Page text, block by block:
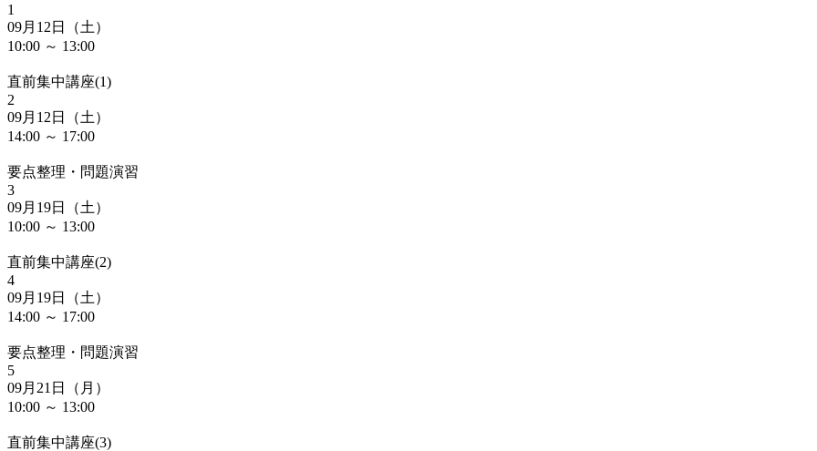
1
09月12日（土）
10:00 ～ 13:00
直前集中講座(1)
2
09月12日（土）
14:00 ～ 17:00
要点整理・問題演習
3
09月19日（土）
10:00 ～ 13:00
直前集中講座(2)
4
09月19日（土）
14:00 ～ 17:00
要点整理・問題演習
5
09月21日（月）
10:00 ～ 13:00
直前集中講座(3)